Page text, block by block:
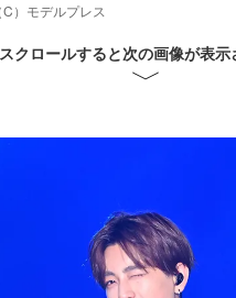
）モデルプレス
スクロールすると次の画像が表示